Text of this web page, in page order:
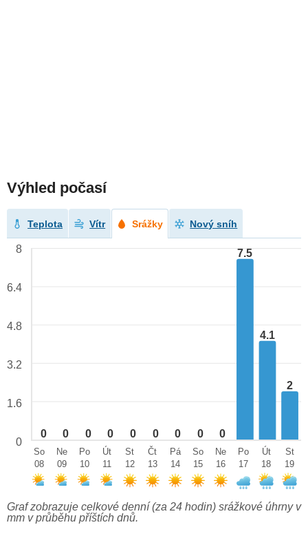
Výhled počasí
Teplota Vítr Srážky Nový sníh
0 0 0 0 0 0 0 0 0
7.5
4.1
2
8
6.4
4.8
3.2
1.6
0
So
08
Ne
09
Po
10
Út
11
St
12
Čt
13
Pá
14
So
15
Ne
16
Po
17
Út
18
St
19
Graf zobrazuje celkové denní (za 24 hodin) srážkové úhrny v
mm v průběhu příštích dnů.